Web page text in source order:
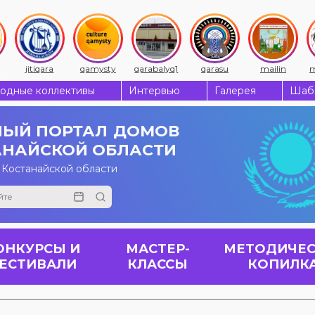
jitiqara qamysty qarabalyq1 qarasu mailin
коллективы Интервью Галерея
ПОРТАЛ ДОМОВ
ОБЛАСТИ
области
И
МАСТЕР-
КЛАССЫ